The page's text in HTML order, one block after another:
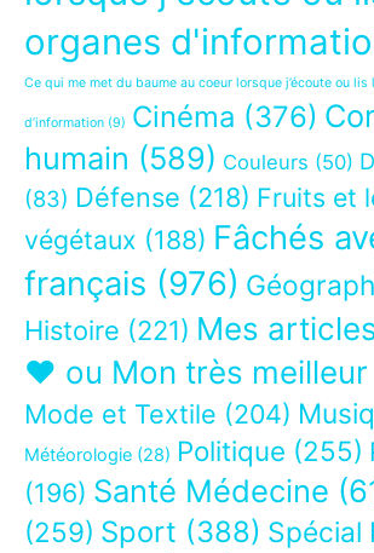
organes
Ce qui me met du baume au coeur lorsque j’écoute ou lis
d’information (9) Cinéma (376)
humain (589) Couleurs (50)
(83) Défense (218) Fruits et
végétaux (188) Fâchés
français (976)
Histoire (221) Mes
❤ ou Mon très meilleur
Mode et Textile (204)
Météorologie (28) Politique (255)
(196) Santé Médecine
(259) Sport (388) Spécial